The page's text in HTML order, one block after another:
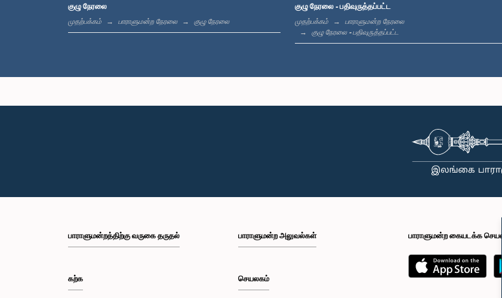
குழு நேரலை
முதற்பக்கம் பாராளுமன்ற நேரலை குழு நேரலை
குழு நேரலை - பதிவுருத்தப்பட்ட
முதற்பக்கம்
பாராளுமன்ற நேரலை
குழு நேரலை - பதிவுருத்தப்பட்ட
பாராளுமன்றத்திற்கு வருகை தருதல்
கற்க
பாராளுமன்ற அலுவல்கள்
செயலகம்
பாராளுமன்ற கையடக்க செயலி